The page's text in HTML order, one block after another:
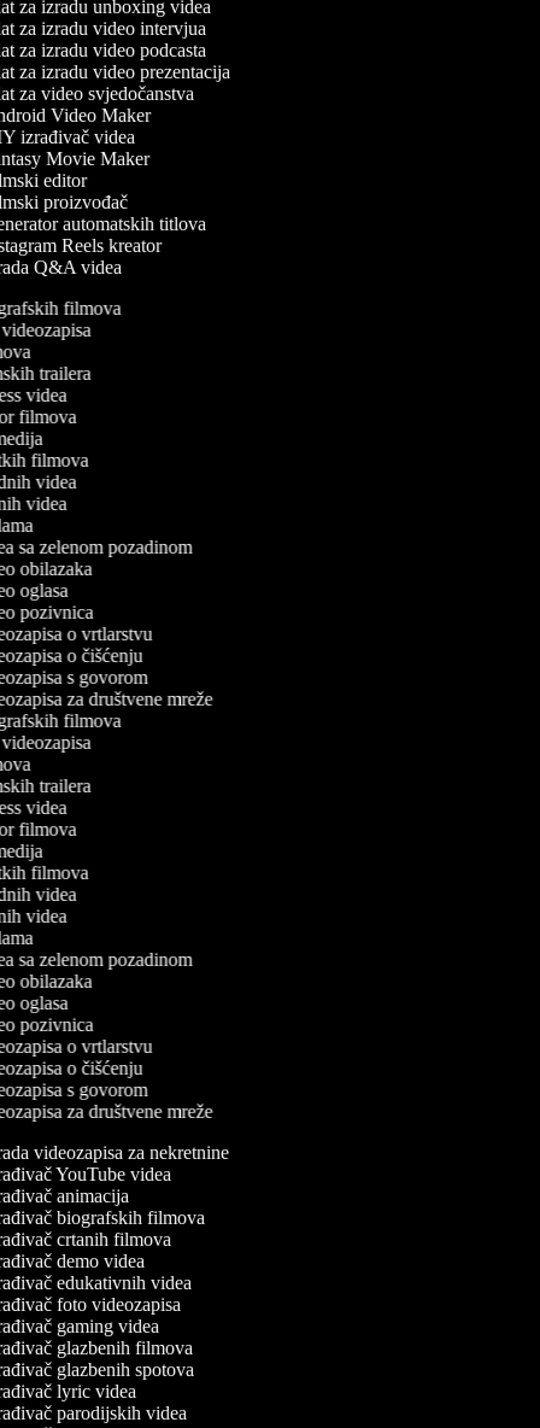
za izradu unboxing videa
za izradu video intervjua
za izradu video podcasta
za izradu video prezentacija
za video svjedočanstva
Video Maker
izrađivač videa
Movie Maker
editor
proizvođač
automatskih titlova
Reels kreator
Q&A videa
filmova
videozapisa
trailera
videa
filmova
filmova
videa
videa
sa zelenom pozadinom
obilazaka
oglasa
pozivnica
o vrtlarstvu
o čišćenju
s govorom
za društvene mreže
filmova
videozapisa
trailera
videa
filmova
filmova
videa
videa
sa zelenom pozadinom
obilazaka
oglasa
pozivnica
o vrtlarstvu
o čišćenju
s govorom
za društvene mreže
videozapisa za nekretnine
YouTube videa
animacija
biografskih filmova
crtanih filmova
demo videa
edukativnih videa
foto videozapisa
gaming videa
glazbenih filmova
glazbenih spotova
lyric videa
parodijskih videa